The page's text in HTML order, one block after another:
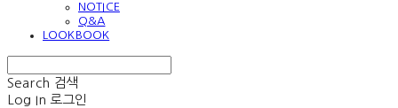
NOTICE
Q&A
LOOKBOOK
Search 검색
Log In 로그인